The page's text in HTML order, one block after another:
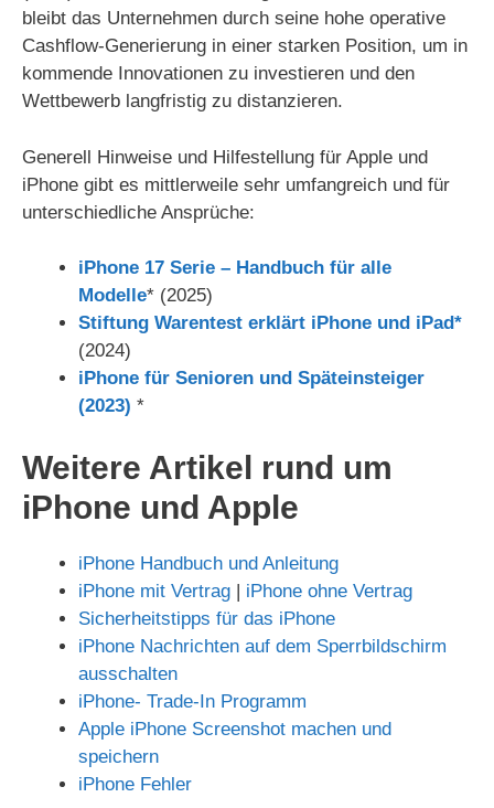
bleibt das Unternehmen durch seine hohe operative
Cashflow-Generierung in einer starken Position, um in
kommende Innovationen zu investieren und den
Wettbewerb langfristig zu distanzieren.
Generell Hinweise und Hilfestellung für Apple und
iPhone gibt es mittlerweile sehr umfangreich und für
unterschiedliche Ansprüche:
iPhone 17 Serie – Handbuch für alle
Modelle* (2025)
Stiftung Warentest erklärt iPhone und iPad*
(2024)
iPhone für Senioren und Späteinsteiger
(2023) *
Weitere Artikel rund um
iPhone und Apple
iPhone Handbuch und Anleitung
iPhone mit Vertrag | iPhone ohne Vertrag
Sicherheitstipps für das iPhone
iPhone Nachrichten auf dem Sperrbildschirm
ausschalten
iPhone- Trade-In Programm
Apple iPhone Screenshot machen und
speichern
iPhone Fehler